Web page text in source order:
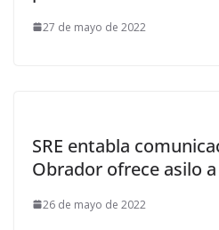
27 de mayo de 2022
SRE entabla
Obrador ofrece asilo
26 de mayo de 2022